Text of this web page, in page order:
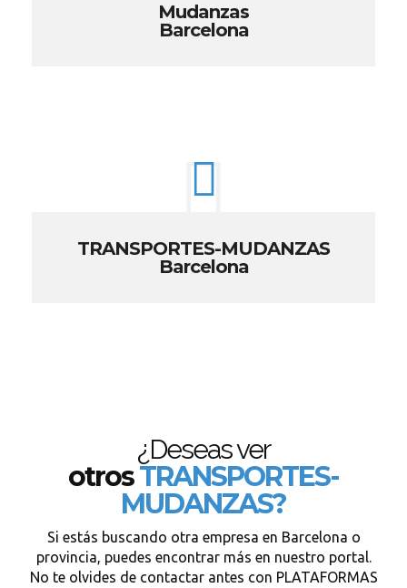
Mudanzas
Barcelona
TRANSPORTES-MUDANZAS
Barcelona
¿Deseas ver
otrosTRANSPORTES-
MUDANZAS?
Si estás buscando otra empresa en Barcelona o
provincia, puedes encontrar más en nuestro portal.
No te olvides de contactar antes con PLATAFORMAS